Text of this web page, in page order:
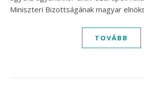
Miniszteri Bizottságának magyar
TOVÁBB